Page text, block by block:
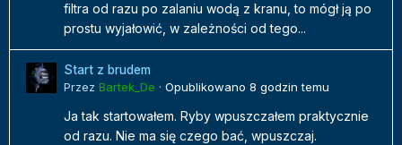
filtra od razu po zalaniu wodą z kranu, to mógł ją po
prostu wyjałowić, w zależności od tego...
Start z brudem
Przez Bartek_De · Opublikowano 8 godzin temu
Ja tak startowałem. Ryby wpuszczałem praktycznie
od razu. Nie ma się czego bać, wpuszczaj.